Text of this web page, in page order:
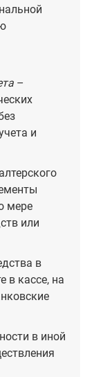
–
и
мере
или
в
в кассе, на
в иной